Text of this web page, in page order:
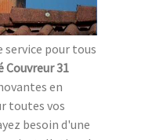
service pour tous
Couvreur 31
en
toutes vos
besoin d'une